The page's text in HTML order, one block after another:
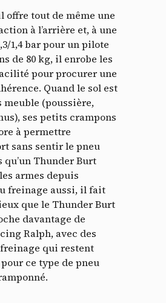
offre tout de même une
à l’arrière et, à une
1,4 bar pour un pilote
de 80 kg, il enrobe les
pour procurer une
Quand le sol est
meuble (poussière,
ses petits crampons
à permettre
sans sentir le pneu
qu’un Thunder Burt
armes depuis
freinage aussi, il fait
que le Thunder Burt
davantage de
Ralph, avec des
qui restent
ce type de pneu